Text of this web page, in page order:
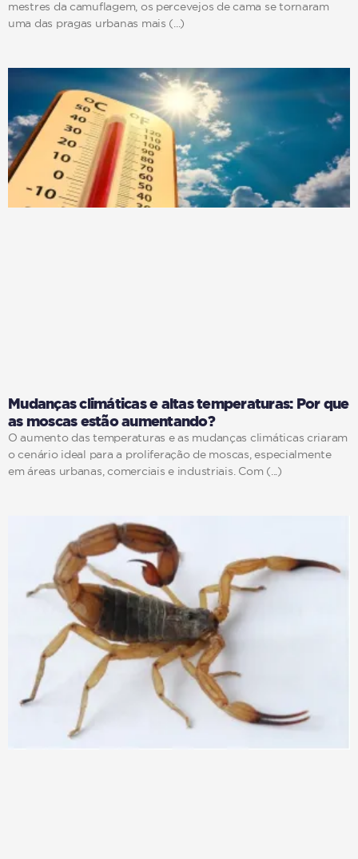
mestres da camuflagem, os percevejos de cama se tornaram
uma das pragas urbanas mais
Mudanças climáticas e altas temperaturas: Por que
as moscas estão aumentando?
O aumento das temperaturas e as mudanças climáticas criaram
o cenário ideal para a proliferação de moscas, especialmente
em áreas urbanas, comerciais e industriais. Com